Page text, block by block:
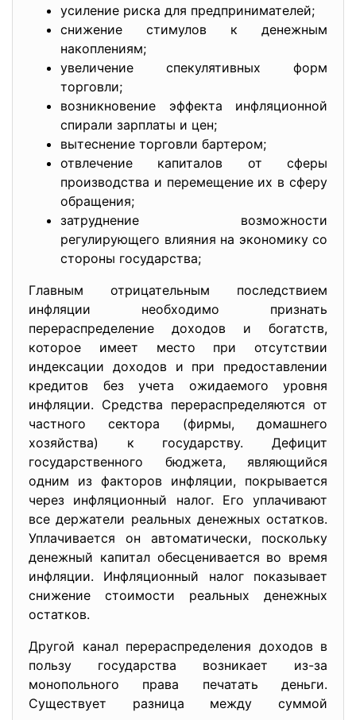
усиление риска для предпринимателей;
снижение стимулов к денежным
накоплениям;
увеличение спекулятивных форм
торговли;
возникновение эффекта инфляционной
спирали зарплаты и цен;
вытеснение торговли бартером;
отвлечение капиталов от сферы
производства и перемещение их в сферу
обращения;
затруднение возможности
регулирующего влияния на экономику со
стороны государства;
Главным отрицательным последствием
инфляции необходимо признать
перераспределение доходов и богатств,
которое имеет место при отсутствии
индексации доходов и при предоставлении
кредитов без учета ожидаемого уровня
инфляции. Средства перераспределяются от
частного сектора (фирмы, домашнего
хозяйства) к государству. Дефицит
государственного бюджета, являющийся
одним из факторов инфляции, покрывается
через инфляционный налог. Его уплачивают
все держатели реальных денежных остатков.
Уплачивается он автоматически, поскольку
денежный капитал обесценивается во время
инфляции. Инфляционный налог показывает
снижение стоимости реальных денежных
остатков.
Другой канал перераспределения доходов в
пользу государства возникает из-за
монопольного права печатать деньги.
Существует разница между суммой